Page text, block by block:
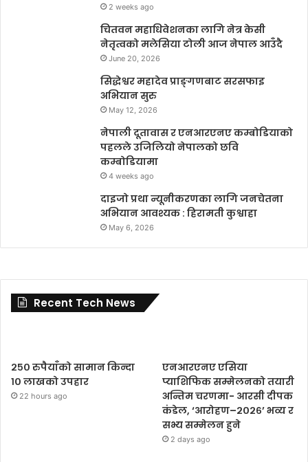
2 weeks ago
चितवन महाधिवेशनका लागि नेत्र केसी
नेतृत्वको मलेसिया टोली आज नेपाल आउँदै
June 20, 2026
सिद्धेश्वर महादेव प्राङ्गणबाट सरसफाइ
अभियान सुरु
May 12, 2026
नेपाली दूतावास र एनआरएनए कम्बोडियाको
पहलले उजिलियो नेपालको छवि
कम्बोडियामा
4 weeks ago
दाइजो प्रथा न्यूनीकरणका लागि जनचेतना
अभियान आवश्यक : हिरामती कुश्वाहा
May 6, 2026
Recent Tech News
२५० रुपैयाँको सामान किन्दा
१० लाखको उपहार
22 hours ago
एनआरएनए एसिया
प्याशिफिक सम्मेलनको तयारी
अन्तिम चरणमा- आरसी दीपक
कंडेल, ‘आरोहण–२०२६’ भव्य र
सभ्य सम्मेलन हुने
2 days ago